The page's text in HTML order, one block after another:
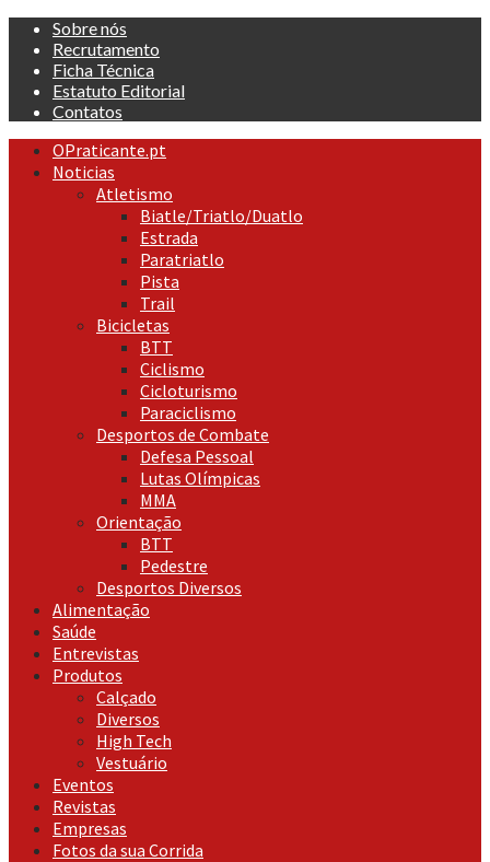
Skip
content
Sobre nós
Recrutamento
Ficha Técnica
Estatuto Editorial
Contatos
Primary
Menu
OPraticante.pt
Noticias
Atletismo
Biatle/Triatlo/Duatlo
Estrada
Paratriatlo
Pista
Trail
Bicicletas
BTT
Ciclismo
Cicloturismo
Paraciclismo
Desportos de Combate
Defesa Pessoal
Lutas Olímpicas
MMA
Orientação
BTT
Pedestre
Desportos Diversos
Alimentação
Saúde
Entrevistas
Produtos
Calçado
Diversos
High Tech
Vestuário
Eventos
Revistas
Empresas
Fotos da sua Corrida